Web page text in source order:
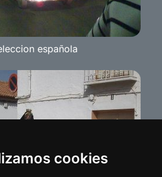
cookies
española